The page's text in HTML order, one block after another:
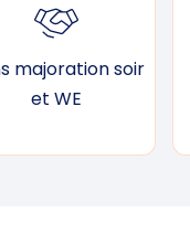
majoration soir
et WE